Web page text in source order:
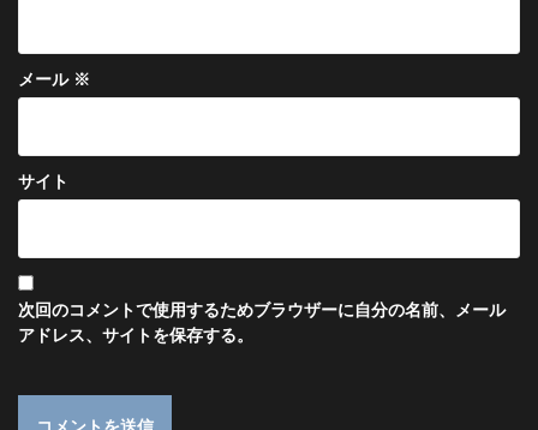
メール ※
サイト
次回のコメントで使用するためブラウザーに自分の名前、メール
アドレス、サイトを保存する。